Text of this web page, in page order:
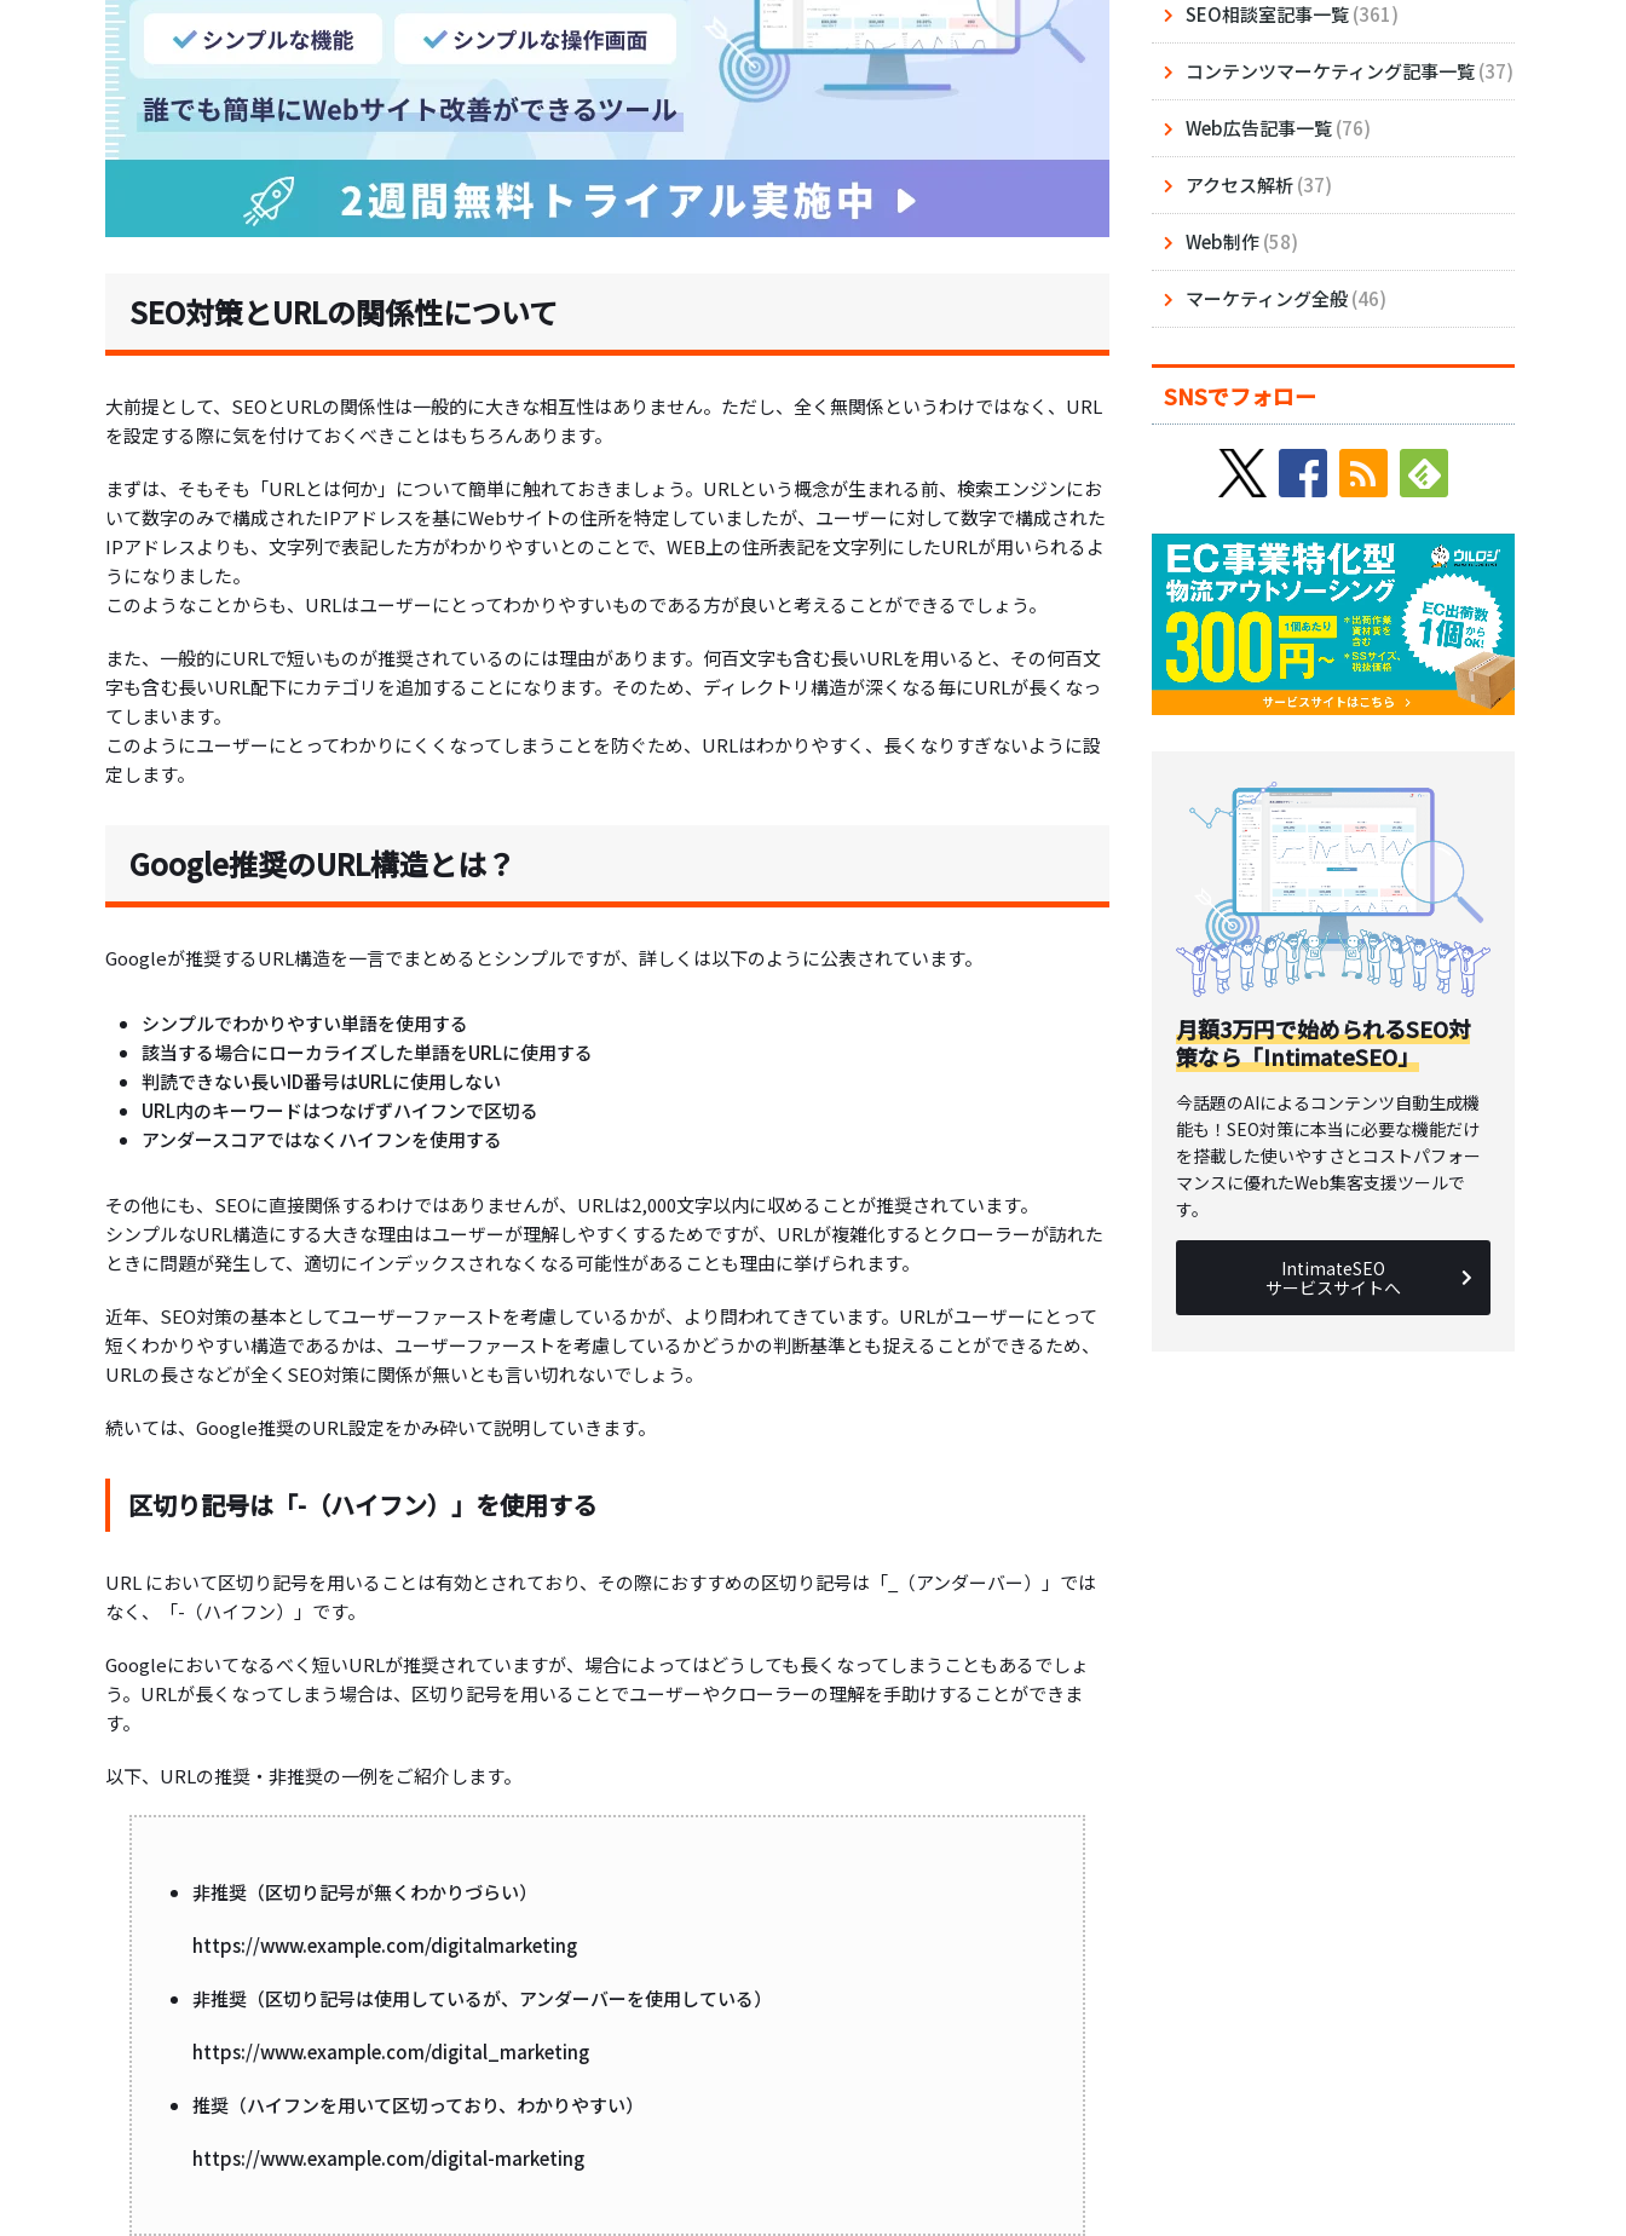
SEO対策とURLの関係性について
大前提として、SEOとURLの関係性は一般的に大きな相互性はありません。ただし、全く無関係というわけではなく、URL
を設定する際に気を付けておくべきことはもちろんあります。
まずは、そもそも「URLとは何か」について簡単に触れておきましょう。URLという概念が生まれる前、検索エンジンにお
いて数字のみで構成されたIPアドレスを基にWebサイトの住所を特定していましたが、ユーザーに対して数字で構成された
IPアドレスよりも、文字列で表記した方がわかりやすいとのことで、WEB上の住所表記を文字列にしたURLが用いられるよ
うになりました。
このようなことからも、URLはユーザーにとってわかりやすいものである方が良いと考えることができるでしょう。
また、一般的にURLで短いものが推奨されているのには理由があります。何百文字も含む長いURLを用いると、その何百文
字も含む長いURL配下にカテゴリを追加することになります。そのため、ディレクトリ構造が深くなる毎にURLが長くなっ
てしまいます。
このようにユーザーにとってわかりにくくなってしまうことを防ぐため、URLはわかりやすく、長くなりすぎないように設
定します。
Google推奨のURL構造とは？
Googleが推奨するURL構造を一言でまとめるとシンプルですが、詳しくは以下のように公表されています。
シンプルでわかりやすい単語を使用する
該当する場合にローカライズした単語をURLに使用する
判読できない長いID番号はURLに使用しない
URL内のキーワードはつなげずハイフンで区切る
アンダースコアではなくハイフンを使用する
その他にも、SEOに直接関係するわけではありませんが、URLは2,000文字以内に収めることが推奨されています。
シンプルなURL構造にする大きな理由はユーザーが理解しやすくするためですが、URLが複雑化するとクローラーが訪れた
ときに問題が発生して、適切にインデックスされなくなる可能性があることも理由に挙げられます。
近年、SEO対策の基本としてユーザーファーストを考慮しているかが、より問われてきています。URLがユーザーにとって
短くわかりやすい構造であるかは、ユーザーファーストを考慮しているかどうかの判断基準とも捉えることができるため、
URLの長さなどが全くSEO対策に関係が無いとも言い切れないでしょう。
続いては、Google推奨のURL設定をかみ砕いて説明していきます。
区切り記号は「-（ハイフン）」を使用する
URL において区切り記号を用いることは有効とされており、その際におすすめの区切り記号は「_（アンダーバー）」では
なく、「-（ハイフン）」です。
Googleにおいてなるべく短いURLが推奨されていますが、場合によってはどうしても長くなってしまうこともあるでしょ
う。URLが長くなってしまう場合は、区切り記号を用いることでユーザーやクローラーの理解を手助けすることができま
す。
以下、URLの推奨・非推奨の一例をご紹介します。
非推奨（区切り記号が無くわかりづらい）
https://www.example.com/digitalmarketing
非推奨（区切り記号は使用しているが、アンダーバーを使用している）
https://www.example.com/digital_marketing
推奨（ハイフンを用いて区切っており、わかりやすい）
https://www.example.com/digital-marketing
SEO相談室記事一覧(361)
コンテンツマーケティング記事一覧(37)
Web広告記事一覧(76)
アクセス解析(37)
Web制作(58)
マーケティング全般(46)
SNSでフォロー
月額3万円で始められるSEO対
策なら「IntimateSEO」
今話題のAIによるコンテンツ自動生成機
能も！SEO対策に本当に必要な機能だけ
を搭載した使いやすさとコストパフォー
マンスに優れたWeb集客支援ツールで
す。
IntimateSEO
サービスサイトへ